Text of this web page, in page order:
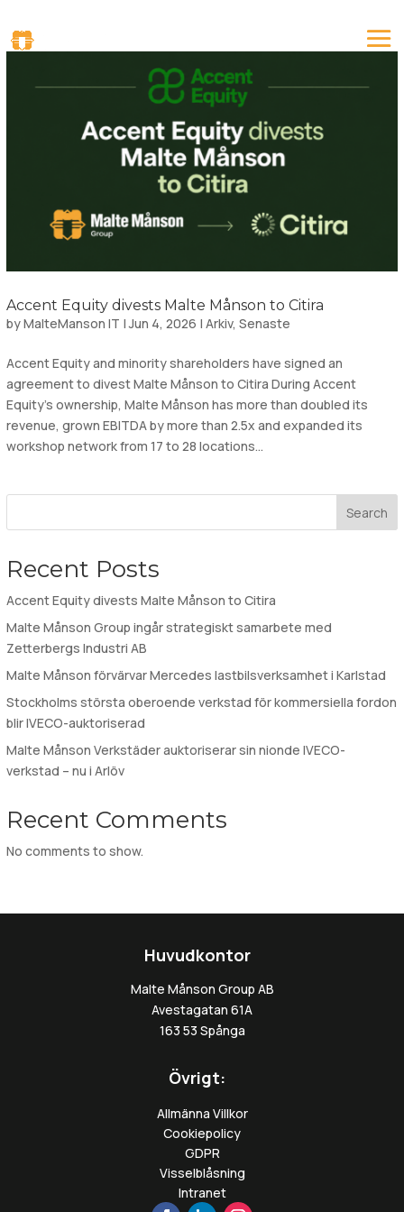
Accent Equity divests Malte Månson to Citira
byMalteManson IT |Jun 4, 2026 | Arkiv, Senaste
Accent Equity and minority shareholders have signed an
agreement to divest Malte Månson to Citira During Accent
Equity’s ownership, Malte Månson has more than doubled its
revenue, grown EBITDA by more than 2.5x and expanded its
workshop network from 17 to 28 locations...
Search
Recent Posts
Accent Equity divests Malte Månson to Citira
Malte Månson Group ingår strategiskt samarbete med
Zetterbergs Industri AB
Malte Månson förvärvar Mercedes lastbilsverksamhet i Karlstad
Stockholms största oberoende verkstad för kommersiella fordon
blir IVECO-auktoriserad
Malte Månson Verkstäder auktoriserar sin nionde IVECO-
verkstad – nu i Arlöv
Recent Comments
No comments to show.
Huvudkontor
Malte Månson Group AB
Avestagatan 61A
163 53 Spånga
Övrigt:
Allmänna Villkor
Cookiepolicy
GDPR
Visselblåsning
Intranet